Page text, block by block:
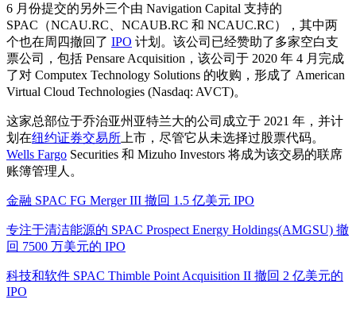
6 月份提交的另外三个由 Navigation Capital 支持的
SPAC（NCAU.RC、NCAUB.RC 和 NCAUC.RC），其中两
个也在周四撤回了 IPO 计划。该公司已经赞助了多家空白支
票公司，包括 Pensare Acquisition，该公司于 2020 年 4 月完成
了对 Computex Technology Solutions 的收购，形成了 American
Virtual Cloud Technologies (Nasdaq: AVCT)。
这家总部位于乔治亚州亚特兰大的公司成立于 2021 年，并计
划在纽约证券交易所 上市，尽管它从未选择过股票代码。
Wells Fargo Securities 和 Mizuho Investors 将成为该交易的联席
账簿管理人。
金融 SPAC FG Merger III 撤回 1.5 亿美元 IPO
专注于清洁能源的 SPAC Prospect Energy Holdings(AMGSU) 撤
回 7500 万美元的 IPO
科技和软件 SPAC Thimble Point Acquisition II 撤回 2 亿美元的
IPO